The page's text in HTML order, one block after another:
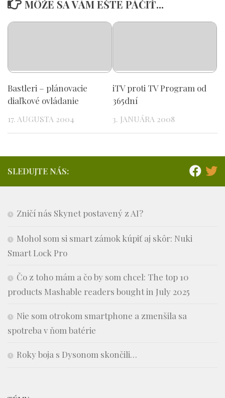
MÔŽE SA VÁM EŠTE PÁČIŤ...
Bastleri – plánovacie
diaľkové ovládanie
17. AUGUSTA 2004
iTV proti TV Program od
365dní
3. JANUÁRA 2008
SLEDUJTE NÁS:
Zničí nás Skynet postavený z AI?
Mohol som si smart zámok kúpiť aj skôr: Nuki
Smart Lock Pro
Čo z toho mám a čo by som chcel: The top 10
products Mashable readers bought in July 2025
Nie som otrokom smartphone a zmenšila sa
spotreba v ňom batérie
Roky boja s Dysonom skončili…